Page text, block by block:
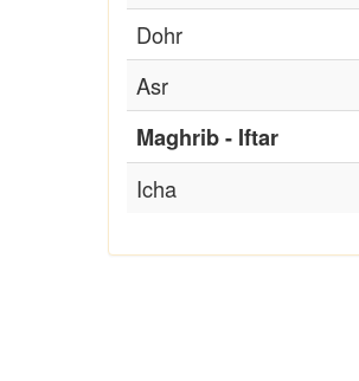
Dohr
Asr
Maghrib - Iftar
Icha